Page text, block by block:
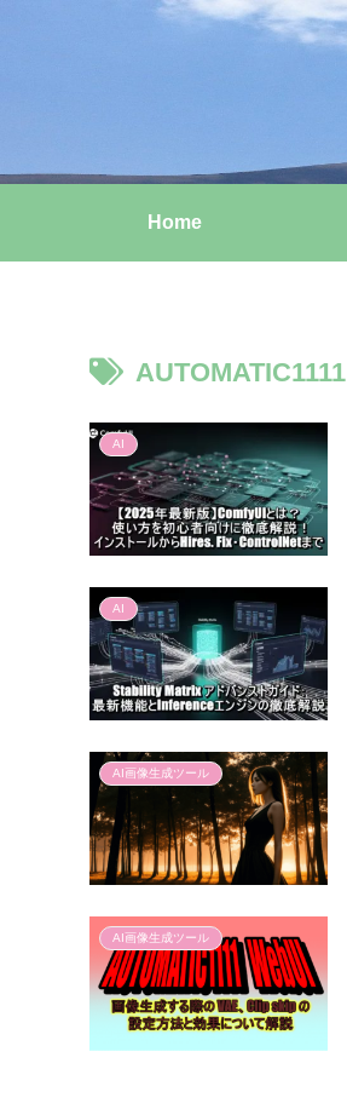
Home
AUTOMATIC1111
AI
AI
AI画像生成ツール
AI画像生成ツール